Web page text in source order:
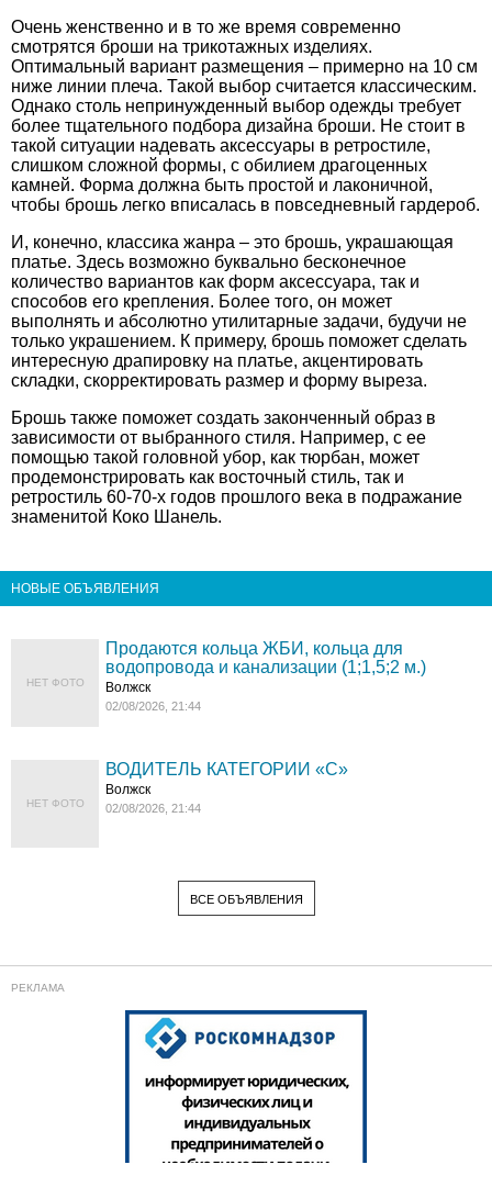
Очень женственно и в то же время современно
смотрятся броши на трикотажных изделиях.
Оптимальный вариант размещения – примерно на 10 см
ниже линии плеча. Такой выбор считается классическим.
Однако столь непринужденный выбор одежды требует
более тщательного подбора дизайна броши. Не стоит в
такой ситуации надевать аксессуары в ретростиле,
слишком сложной формы, с обилием драгоценных
камней. Форма должна быть простой и лаконичной,
чтобы брошь легко вписалась в повседневный гардероб.
И, конечно, классика жанра – это брошь, украшающая
платье. Здесь возможно буквально бесконечное
количество вариантов как форм аксессуара, так и
способов его крепления. Более того, он может
выполнять и абсолютно утилитарные задачи, будучи не
только украшением. К примеру, брошь поможет сделать
интересную драпировку на платье, акцентировать
складки, скорректировать размер и форму выреза.
Брошь также поможет создать законченный образ в
зависимости от выбранного стиля. Например, с ее
помощью такой головной убор, как тюрбан, может
продемонстрировать как восточный стиль, так и
ретростиль 60-70-х годов прошлого века в подражание
знаменитой Коко Шанель.
НОВЫЕ ОБЪЯВЛЕНИЯ
НЕТ ФОТО
Продаются кольца ЖБИ, кольца для
водопровода и канализации (1;1,5;2 м.)
Волжск
02/08/2026, 21:44
НЕТ ФОТО
ВОДИТЕЛЬ КАТЕГОРИИ «C»
Волжск
02/08/2026, 21:44
ВСЕ ОБЪЯВЛЕНИЯ